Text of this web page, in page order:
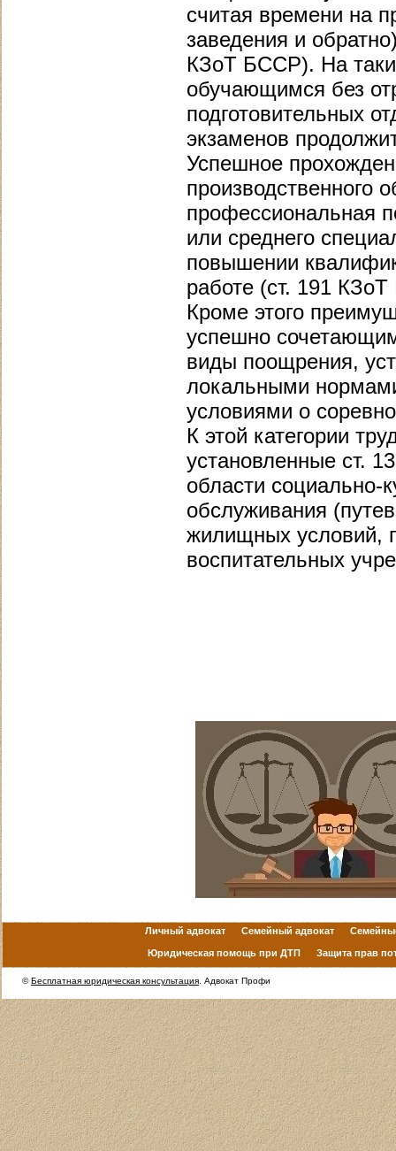
считая времени на
заведения и
КЗоТ БССР). На
обучающимся без
подготовительных
экзаменов
Успешное
производственного
профессиональная
или среднего
повышении
работе (ст. 191
Кроме этого
успешно
виды поощрения,
локальными
условиями о
К этой категории
установленные ст.
области социально-
обслуживания
жилищных условий,
воспитательных
Личный адвокат Семейный адвокат
Юридическая помощь при ДТП Защита прав
©Бесплатная юридическая консультация . Адвокат Профи